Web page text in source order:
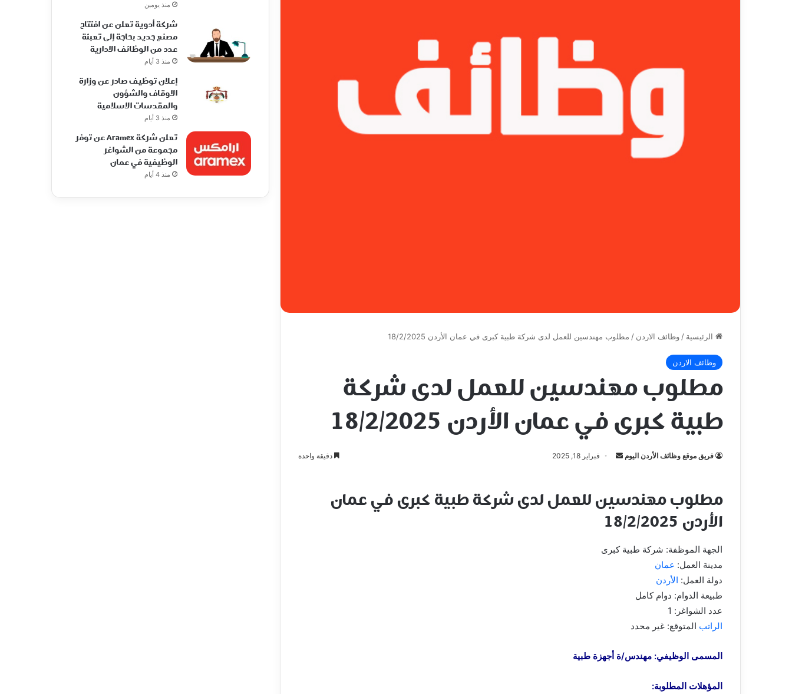
الرئيسية / وظائف الاردن / مطلوب مهندسين للعمل لدى شركة طبية كبرى في عمان الأردن 18/2/2025
وظائف الاردن
مطلوب مهندسين للعمل لدى شركة
طبية كبرى في عمان الأردن 18/2/2025
فريق موقع وظائف الأردن اليوم
أرسل فبراير 18, 2025 دقيقة واحدة
مطلوب مهندسين للعمل لدى شركة طبية كبرى في عمان
الأردن 18/2/2025
الجهة الموظفة: شركة طبية كبرى
مدينة العمل: عمان
دولة العمل: الأردن
طبيعة الدوام: دوام كامل
عدد الشواغر: 1
الراتب المتوقع: غير محدد
المسمى الوظيفي: مهندس/ة أجهزة طبية
المؤهلات المطلوبة:
منذ يومين
شركة أدوية تعلن عن افتتاح
مصنع جديد بحاجة إلى تعبئة
عدد من الوظائف الادارية
منذ 3 أيام
إعلان توظيف صادر عن وزارة
الاوقاف والشؤون
والمقدسات الاسلامية
منذ 3 أيام
تعلن شركة Aramex عن توفر
مجموعة من الشواغر
الوظيفية في عمان
منذ 4 أيام